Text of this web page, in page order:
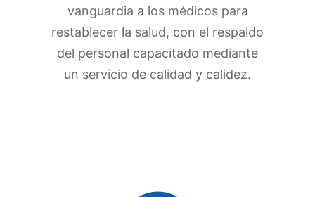
vanguardia a los médicos para
restablecer la salud, con el respaldo
del personal capacitado mediante
un servicio de calidad y calidez.